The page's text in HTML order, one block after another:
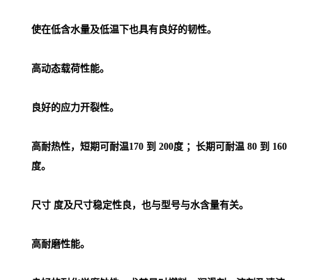
使在低含水量及低温下也具有良好的韧性。
高动态载荷性能。
良好的应力开裂性。
高耐热性，短期可耐温170 到 200度 ；长期可耐温 80 到 160
度。
尺寸 度及尺寸稳定性良，也与型号与水含量有关。
高耐磨性能。